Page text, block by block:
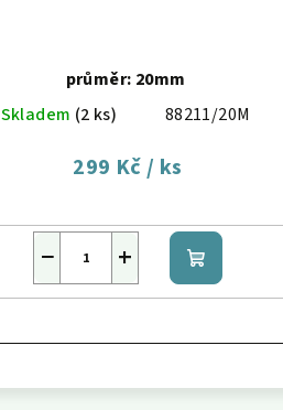
průměr: 20mm
Skladem (2 ks) 88211/20M
299 Kč/ ks
+
− Do
košíku